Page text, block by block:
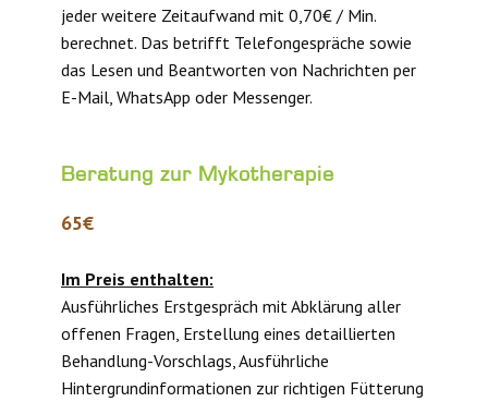
jeder weitere Zeitaufwand mit 0,70€ / Min.
berechnet. Das betrifft Telefongespräche sowie
das Lesen und Beantworten von Nachrichten per
E-Mail, WhatsApp oder Messenger.
Beratung zur Mykotherapie
65€
Im Preis enthalten:
Ausführliches Erstgespräch mit Abklärung aller
offenen Fragen, Erstellung eines detaillierten
Behandlung-Vorschlags, Ausführliche
Hintergrundinformationen zur richtigen Fütterung